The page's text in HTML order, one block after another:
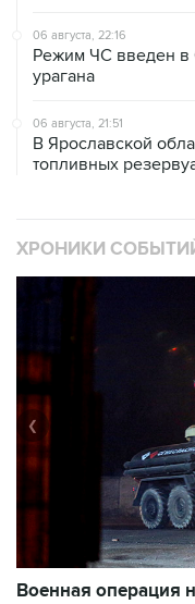
06 августа, 22:16
Режим ЧС введен в
урагана
06 августа, 21:51
В Ярославской
топливных
ХРОНИКИ
Военная операция
❮